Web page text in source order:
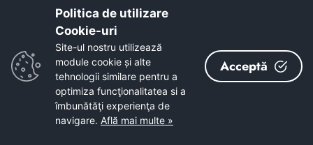
Delegatia OMV a fost primita de
presedintele Brasoveanu
Bacaul, punct de reper pe harta
asistentei sociale din Romania
Prin fotbal, o sansa pentru toti!
Respect si recunostinta veteranilor de
Politica de utilizare
Cookie-uri‎
Site-ul nostru utilizează
module cookie și alte
tehnologii similare pentru a
optimiza funcţionalitatea si a
îmbunătăţi experienţa de
navigare. Află mai multe »
Acceptă